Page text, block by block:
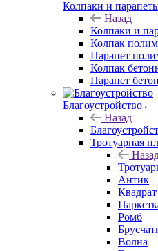
Колпаки и
Назад
Колпаки и
Колпак
Парапет
Колпак
Парапет
Благоустройство
Назад
Тротуарная
Антик
Квадрат
Ромб
Волна